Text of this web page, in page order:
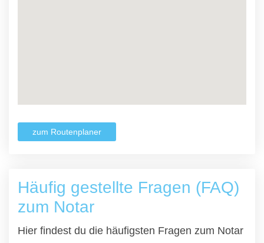
zum Routenplaner
Häufig gestellte Fragen (FAQ)
zum Notar
Hier findest du die häufigsten Fragen zum Notar